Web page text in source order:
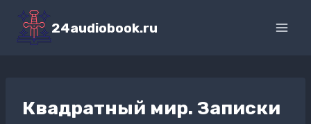
Перейти
содержимому
24audiobook.ru
Квадратный мир. Записки